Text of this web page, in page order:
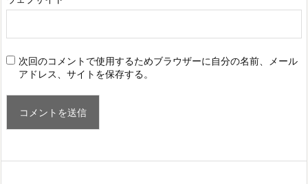
次回のコメントで使用するためブラウザーに自分の名前、メール
アドレス、サイトを保存する。